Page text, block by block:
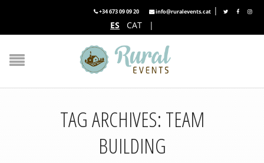
+34 673 09 09 20 info@ruralevents.cat |
ES
CAT |
TAG ARCHIVES: TEAM
BUILDING